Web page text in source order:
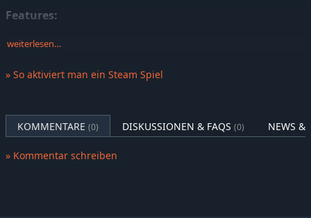
Features:
Oldschool-Grafik· Verschiedene Arten von
hin zu Sprüngen auf den Mond
Verfügbare Spielmodi: Turnier, Kampagne, Schnellspiel,
Training
Mehrspielermodus mit Spielern aus der ganzen Welt!
weiterlesen…
» So aktiviert man ein Steam Spiel
KOMMENTARE (0) DISKUSSIONEN & FAQS (0) NEWS &
» Kommentar schreiben